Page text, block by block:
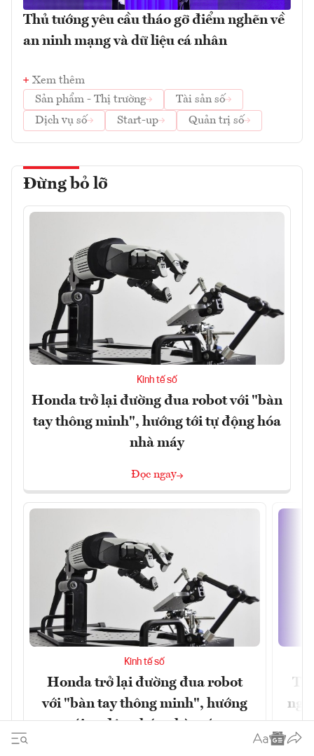
Thủ tướng yêu cầu tháo gỡ điểm nghẽn về
an ninh mạng và dữ liệu cá nhân
Xem thêm
Sản phẩm - Thị trường
Tài sản số
Dịch vụ số
Start-up Quản trị số
Đừng bỏ lỡ
Kinh tế số
Honda trở lại đường đua robot với "bàn
tay thông minh", hướng tới tự động hóa
nhà máy
Đọc ngay
Kinh tế số
Honda trở lại đường đua robot
với "bàn tay thông minh", hướng
tới tự động hóa nhà máy